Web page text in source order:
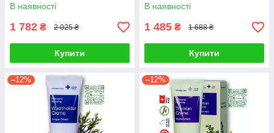
В наявності
1 782 ₴ 2 025 ₴
Купити
В наявності
1 485 ₴ 1 688 ₴
Купити
–12% –12%